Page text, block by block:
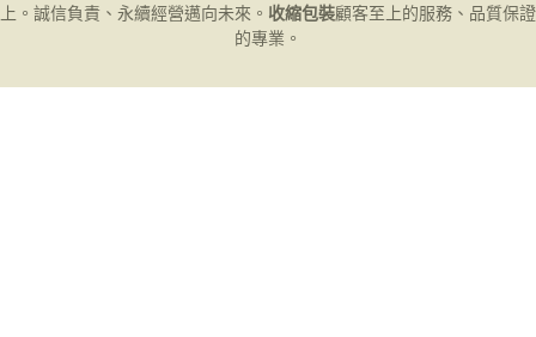
上。誠信負責、永續經營邁向未來。 收縮包裝顧客至上的服務、品質保證
的專業。